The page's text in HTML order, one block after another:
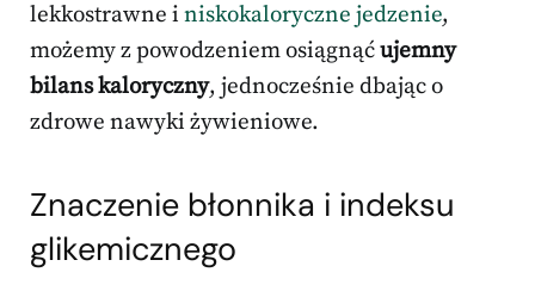
lekkostrawne i niskokaloryczne jedzenie,
możemy z powodzeniem osiągnąćujemny
bilans kaloryczny, jednocześnie dbając o
zdrowe nawyki żywieniowe.
Znaczenie błonnika i indeksu
glikemicznego